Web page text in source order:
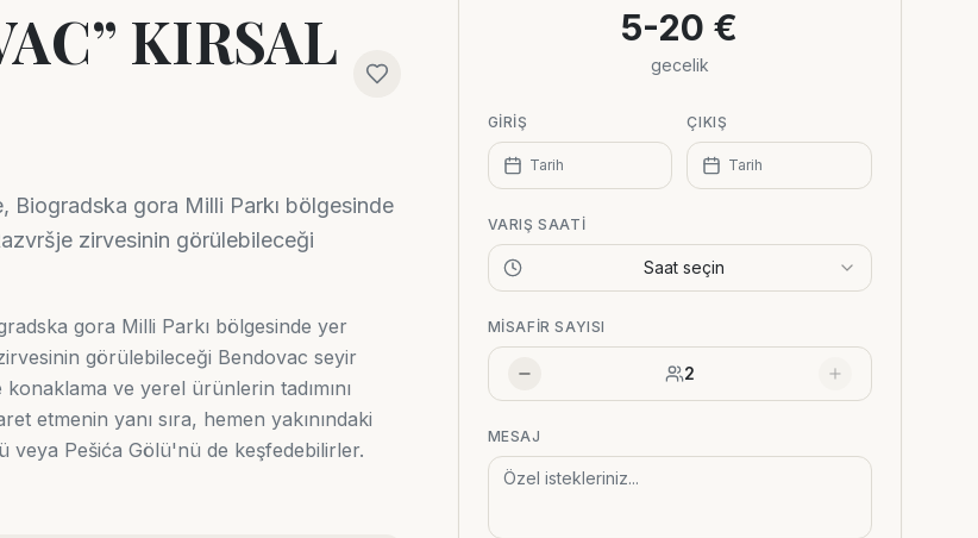
KIRSAL
Biogradska gora Milli Parkı bölgesinde
zirvesinin görülebileceği
gora Milli Parkı bölgesinde yer
görülebileceği Bendovac seyir
ve yerel ürünlerin tadımını
etmenin yanı sıra, hemen yakınındaki
Pešića Gölü'nü de keşfedebilirler.
5-20 €
gecelik
GIRIŞ
Tarih
ÇIKIŞ
Tarih
VARIŞ SAATI
Saat seçin
MISAFIR SAYISI
2
MESAJ